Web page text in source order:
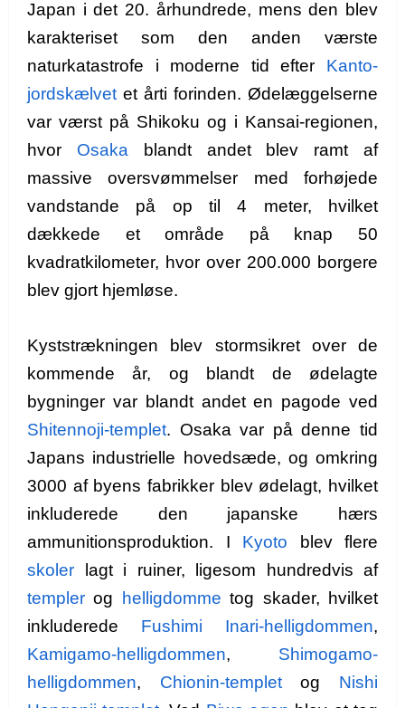
Japan i det 20. århundrede, mens den blev
karakteriset som den anden værste
naturkatastrofe i moderne tid efter Kanto-
jordskælvet et årti forinden. Ødelæggelserne
var værst på Shikoku og i Kansai-regionen,
hvor Osaka blandt andet blev ramt af
massive oversvømmelser med forhøjede
vandstande på op til 4 meter, hvilket
dækkede et område på knap 50
kvadratkilometer, hvor over 200.000 borgere
blev gjort hjemløse.
Kyststrækningen blev stormsikret over de
kommende år, og blandt de ødelagte
bygninger var blandt andet en pagode ved
Shitennoji-templet. Osaka var på denne tid
Japans industrielle hovedsæde, og omkring
3000 af byens fabrikker blev ødelagt, hvilket
inkluderede den japanske hærs
ammunitionsproduktion. I Kyoto blev flere
skoler lagt i ruiner, ligesom hundredvis af
templer og helligdomme tog skader, hvilket
inkluderede Fushimi Inari-helligdommen,
Kamigamo-helligdommen, Shimogamo-
helligdommen, Chionin-templetog Nishi